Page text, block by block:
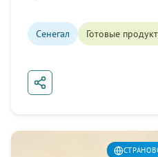
Сенегал Готовые